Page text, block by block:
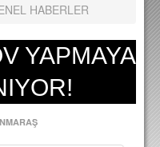
HABERLER
YAPMAYA